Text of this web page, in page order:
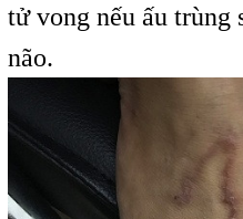
tử vong nếu ấu trùng
não.